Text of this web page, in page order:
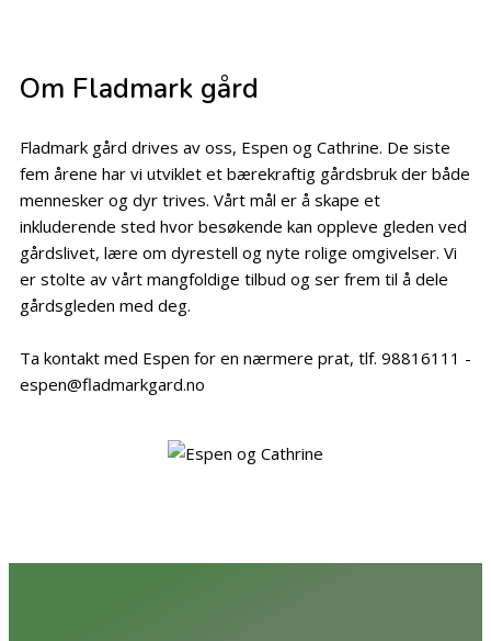
Om Fladmark gård
Fladmark gård drives av oss, Espen og Cathrine. De siste
fem årene har vi utviklet et bærekraftig gårdsbruk der både
mennesker og dyr trives. Vårt mål er å skape et
inkluderende sted hvor besøkende kan oppleve gleden ved
gårdslivet, lære om dyrestell og nyte rolige omgivelser. Vi
er stolte av vårt mangfoldige tilbud og ser frem til å dele
gårdsgleden med deg.
Ta kontakt med Espen for en nærmere prat, tlf. 98816111 -
espen@fladmarkgard.no